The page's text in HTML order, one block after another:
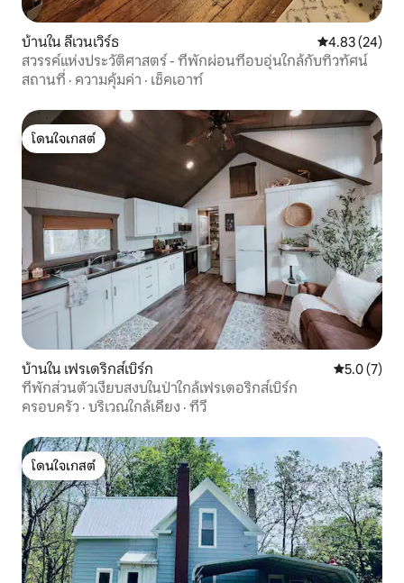
บ้านใน ลีเวนเวิร์ธ คะแนนเฉลี่ย
4.83 (24)
สวรรค์แห่งประวัติศาสตร์ - ที่พักผ่อนที่อบอุ่นใกล้กับทิวทัศน์
สถานที่ · ความคุ้มค่า · เช็คเอาท์
โดนใจเกสต์
โดนใจเกสต์
บ้านใน เฟรเดริกส์เบิร์ก คะแนนเฉลี่
5.0 (7)
ที่พักส่วนตัวเงียบสงบในป่าใกล้เฟรเดอริกส์เบิร์ก
ครอบครัว · บริเวณใกล้เคียง · ทีวี
โดนใจเกสต์
โดนใจเกสต์